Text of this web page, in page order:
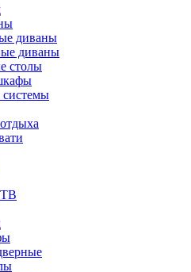
диваны
диваны
столы